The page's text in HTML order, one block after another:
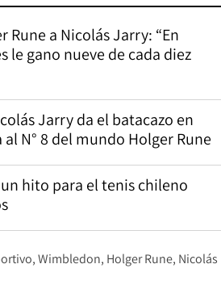
Rune a Nicolás Jarry: “En
le gano nueve de cada diez
Jarry da el batacazo en
N° 8 del mundo Holger Rune
hito para el tenis chileno
Wimbledon Holger Rune Nicolás